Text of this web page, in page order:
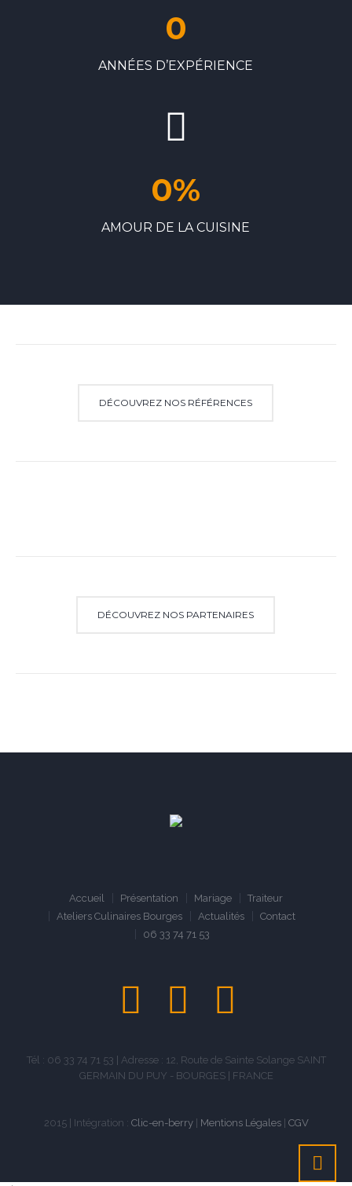
0
ANNÉES D’EXPÉRIENCE
0%
AMOUR DE LA CUISINE
DÉCOUVREZ NOS RÉFÉRENCES
DÉCOUVREZ NOS PARTENAIRES
Accueil Présentation Mariage
Traiteur
Ateliers Culinaires Bourges
Actualités
Contact
06 33 74 71 53
Tél : 06 33 74 71 53 | Adresse : 12, Route de Sainte Solange SAINT
GERMAIN DU PUY - BOURGES | FRANCE
2015 | Intégration : Clic-en-berry| Mentions Légales| CGV